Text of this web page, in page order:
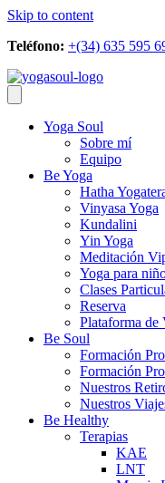
Skip to content
Teléfono: +(34) 635 595
Yoga Soul
Sobre mí
Equipo
Be Yoga
Hatha
Vinyasa Yoga
Kundalini
Yin Yoga
Meditación
Yoga para
Clases
Reserva
Plataforma de
Be Soul
Formación
Formación
Nuestros
Nuestros
Be Healthy
Terapias
KAE
LNT